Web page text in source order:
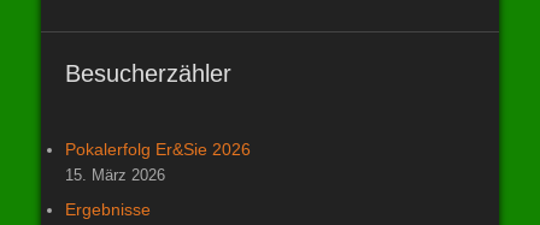
Besucherzähler
Pokalerfolg Er&Sie 2026
15. März 2026
Ergebnisse